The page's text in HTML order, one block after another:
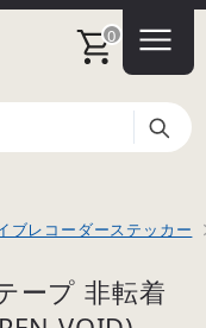
0
ブレコーダーステッカー
ープ 非転着